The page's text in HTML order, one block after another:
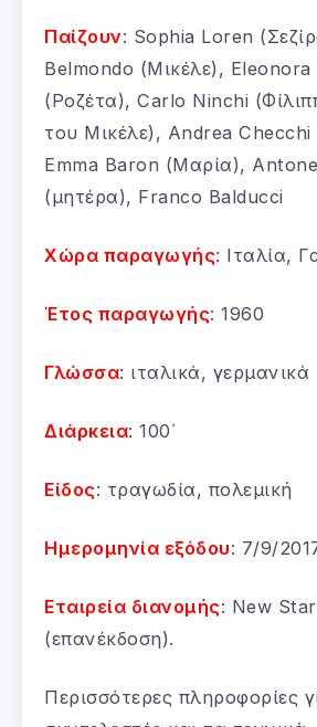
Παίζουν: Sophia Loren
Belmondo (Μικέλε),
(Ροζέτα), Carlo Ninchi
του Μικέλε), Andrea Checchi
Emma Baron (Μαρία),
(μητέρα), Franco Balducci
Χώρα παραγωγής: Ιταλία,
Έτος παραγωγής: 1960
Γλώσσα: ιταλικά, γερμανικά
Διάρκεια: 100΄
Είδος: τραγωδία, πολεμική
Ημερομηνία εξόδου: 7/9/
Εταιρεία διανομής: New Star
(επανέκδοση).
Περισσότερες πληροφορίες